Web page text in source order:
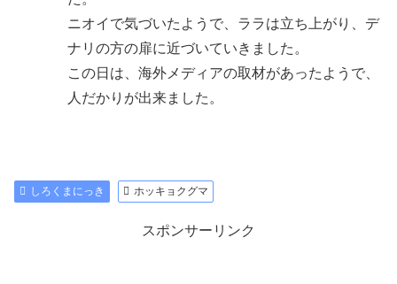
ニオイで気づいたようで、ララは立ち上がり、デ
ナリの方の扉に近づいていきました。
この日は、海外メディアの取材があったようで、
人だかりが出来ました。
しろくまにっき ホッキョクグマ
スポンサーリンク